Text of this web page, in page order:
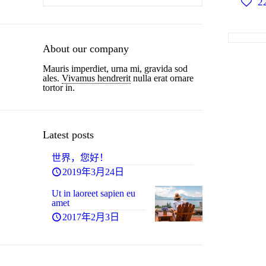
About our company
Mauris imperdiet, urna mi, gravida sod
ales. Vivamus hendrerit nulla erat ornare
tortor in.
Latest posts
世界，您好！
2019年3月24日
5
Ut in laoreet sapien eu
amet
2017年2月3日